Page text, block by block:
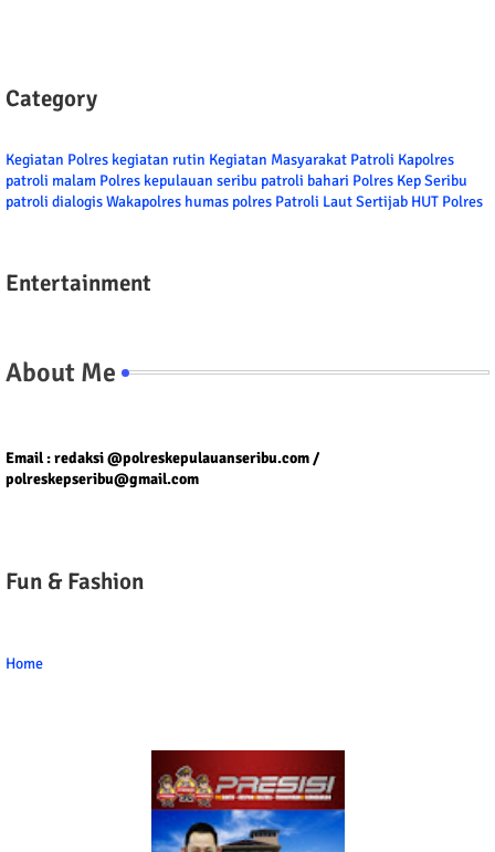
Category
Kegiatan Polres kegiatan rutin Kegiatan Masyarakat Patroli Kapolres
patroli malam Polres kepulauan seribu patroli bahari Polres Kep Seribu
patroli dialogisWakapolres humas polres Patroli LautSertijab HUT Polres
Entertainment
About Me
Email : redaksi @polreskepulauanseribu.com /
polreskepseribu@gmail.com
Fun & Fashion
Home